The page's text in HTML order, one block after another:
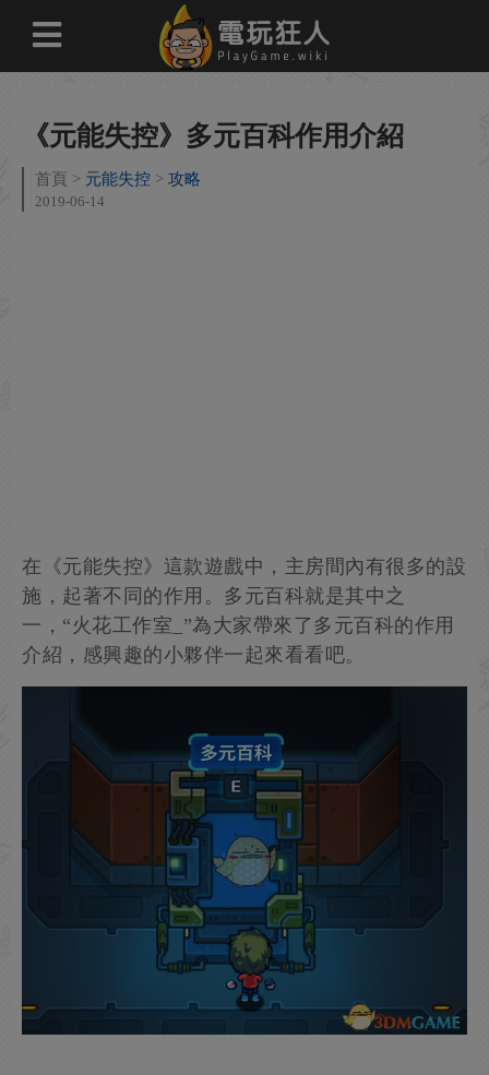
《元能失控》多元百科作用介紹
首頁 元能失控 攻略
2019-06-14
在《元能失控》這款遊戲中，主房間內有很多的設
施，起著不同的作用。多元百科就是其中之
一，“火花工作室_”為大家帶來了多元百科的作用
介紹，感興趣的小夥伴一起來看看吧。